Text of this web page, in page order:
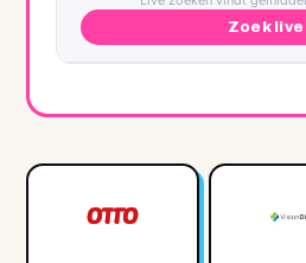
Zoek live